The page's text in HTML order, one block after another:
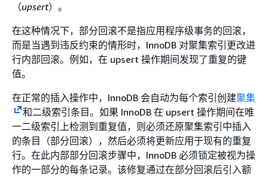
（upsert）。
在这种情况下，部分回滚不是指应用程序级事务的回滚，
而是当遇到违反约束的情形时，InnoDB 对聚集索引更改进
行内部回滚。例如，在 upsert 操作期间发现了重复的键
值。
在正常的插入操作中，InnoDB 会自动为每个索引创建聚集
和二级索引条目。如果 InnoDB 在 upsert 操作期间在唯
一二级索引上检测到重复值，则必须还原聚集索引中插入
的条目（部分回滚），然后必须将更新应用于现有的重复
行。在此内部部分回滚步骤中，InnoDB 必须锁定被视为操
作的一部分的每条记录。该修复通过在部分回滚后引入额